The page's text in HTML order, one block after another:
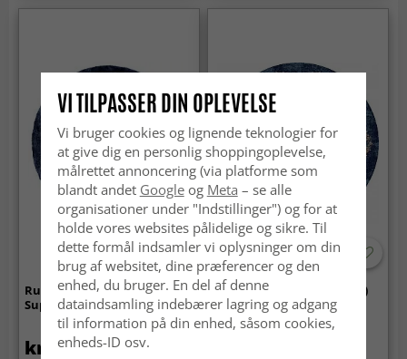
Runde tæpper - Aranga
Super Soft Fur (mørkeblå)
kr.479
Rundt tæppe - Taknis (blå)
VI TILPASSER DIN OPLEVELSE
Vi bruger cookies og lignende teknologier for
at give dig en personlig shoppingoplevelse,
målrettet annoncering (via platforme som
blandt andet Googleog Meta – se alle
organisationer under "Indstillinger") og for at
holde vores websites pålidelige og sikre. Til
dette formål indsamler vi oplysninger om din
brug af websitet, dine præferencer og den
enhed, du bruger. En del af denne
dataindsamling indebærer lagring og adgang
til information på din enhed, såsom cookies,
enheds-ID osv.